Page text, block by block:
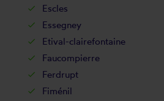
Escles
Essegney
Etival-clairefontaine
Faucompierre
Ferdrupt
Fiménil